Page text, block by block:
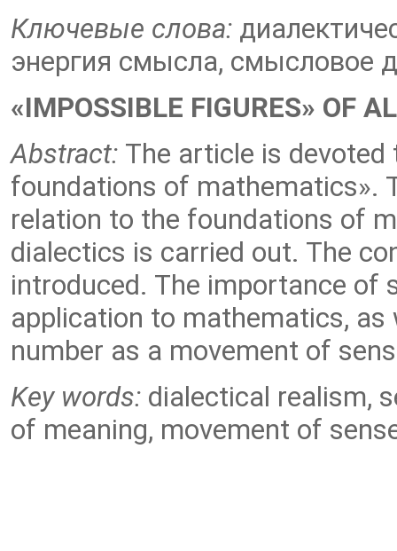
Ключевые слова:
энергия смысла, смысловое
«IMPOSSIBLE FIGURES» OF
Abstract: The article is devoted
foundations of mathematics».
relation to the foundations of
dialectics is carried out. The
introduced. The importance of
application to mathematics,
number as a movement оf
Key words: dialectical realism,
of meaning, movement of